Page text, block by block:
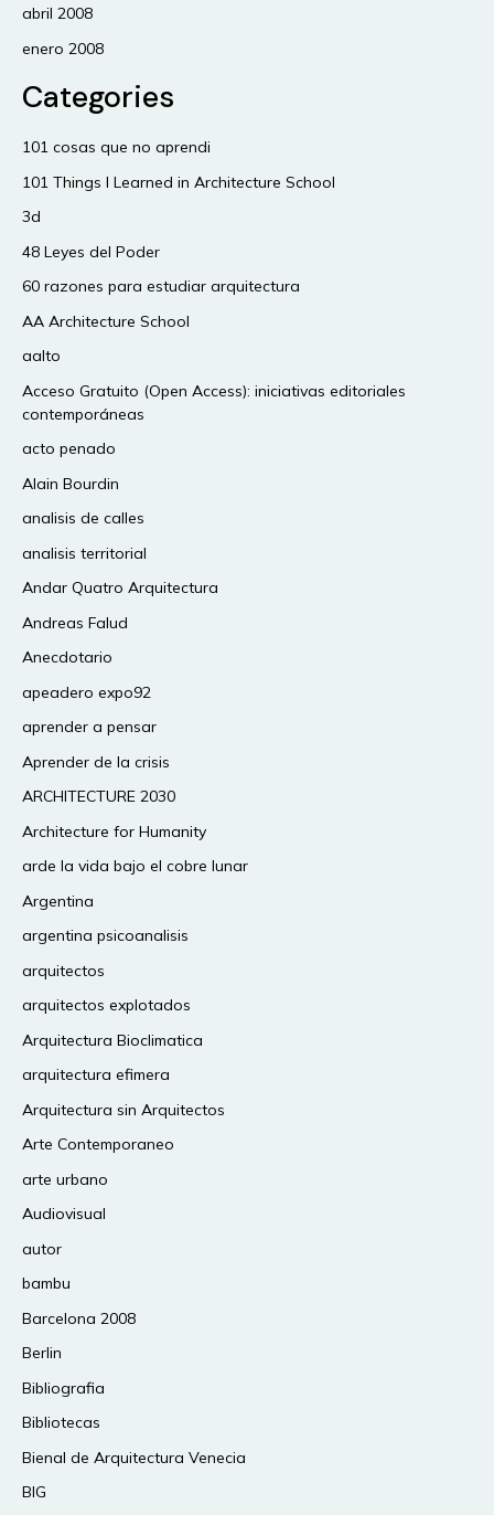
abril 2008
enero 2008
Categories
101 cosas que no aprendi
101 Things I Learned in Architecture School
3d
48 Leyes del Poder
60 razones para estudiar arquitectura
AA Architecture School
aalto
Acceso Gratuito (Open Access): iniciativas editoriales
contemporáneas
acto penado
Alain Bourdin
analisis de calles
analisis territorial
Andar Quatro Arquitectura
Andreas Falud
Anecdotario
apeadero expo92
aprender a pensar
Aprender de la crisis
ARCHITECTURE 2030
Architecture for Humanity
arde la vida bajo el cobre lunar
Argentina
argentina psicoanalisis
arquitectos
arquitectos explotados
Arquitectura Bioclimatica
arquitectura efimera
Arquitectura sin Arquitectos
Arte Contemporaneo
arte urbano
Audiovisual
autor
bambu
Barcelona 2008
Berlin
Bibliografia
Bibliotecas
Bienal de Arquitectura Venecia
BIG